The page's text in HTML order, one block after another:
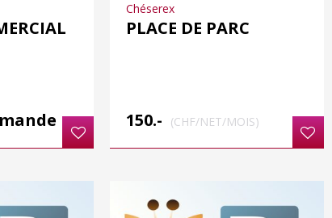
Chéserex
PLACE DE PARC
150.- (CHF/NET/MOIS)